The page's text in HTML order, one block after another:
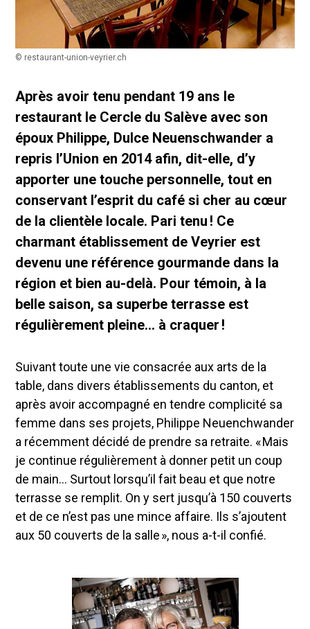
© restaurant-union-veyrier.ch
Après avoir tenu pendant 19 ans le
restaurant le Cercle du Salève avec son
époux Philippe, Dulce Neuenschwander a
repris l’Union en 2014 afin, dit-elle, d’y
apporter une touche personnelle, tout en
conservant l’esprit du café si cher au cœur
de la clientèle locale. Pari tenu ! Ce
charmant établissement de Veyrier est
devenu une référence gourmande dans la
région et bien au-delà. Pour témoin, à la
belle saison, sa superbe terrasse est
régulièrement pleine… à craquer !
Suivant toute une vie consacrée aux arts de la
table, dans divers établissements du canton, et
après avoir accompagné en tendre complicité sa
femme dans ses projets, Philippe Neuenchwander
a récemment décidé de prendre sa retraite. « Mais
je continue régulièrement à donner petit un coup
de main… Surtout lorsqu’il fait beau et que notre
terrasse se remplit. On y sert jusqu’à 150 couverts
et de ce n’est pas une mince affaire. Ils s’ajoutent
aux 50 couverts de la salle », nous a-t-il confié.